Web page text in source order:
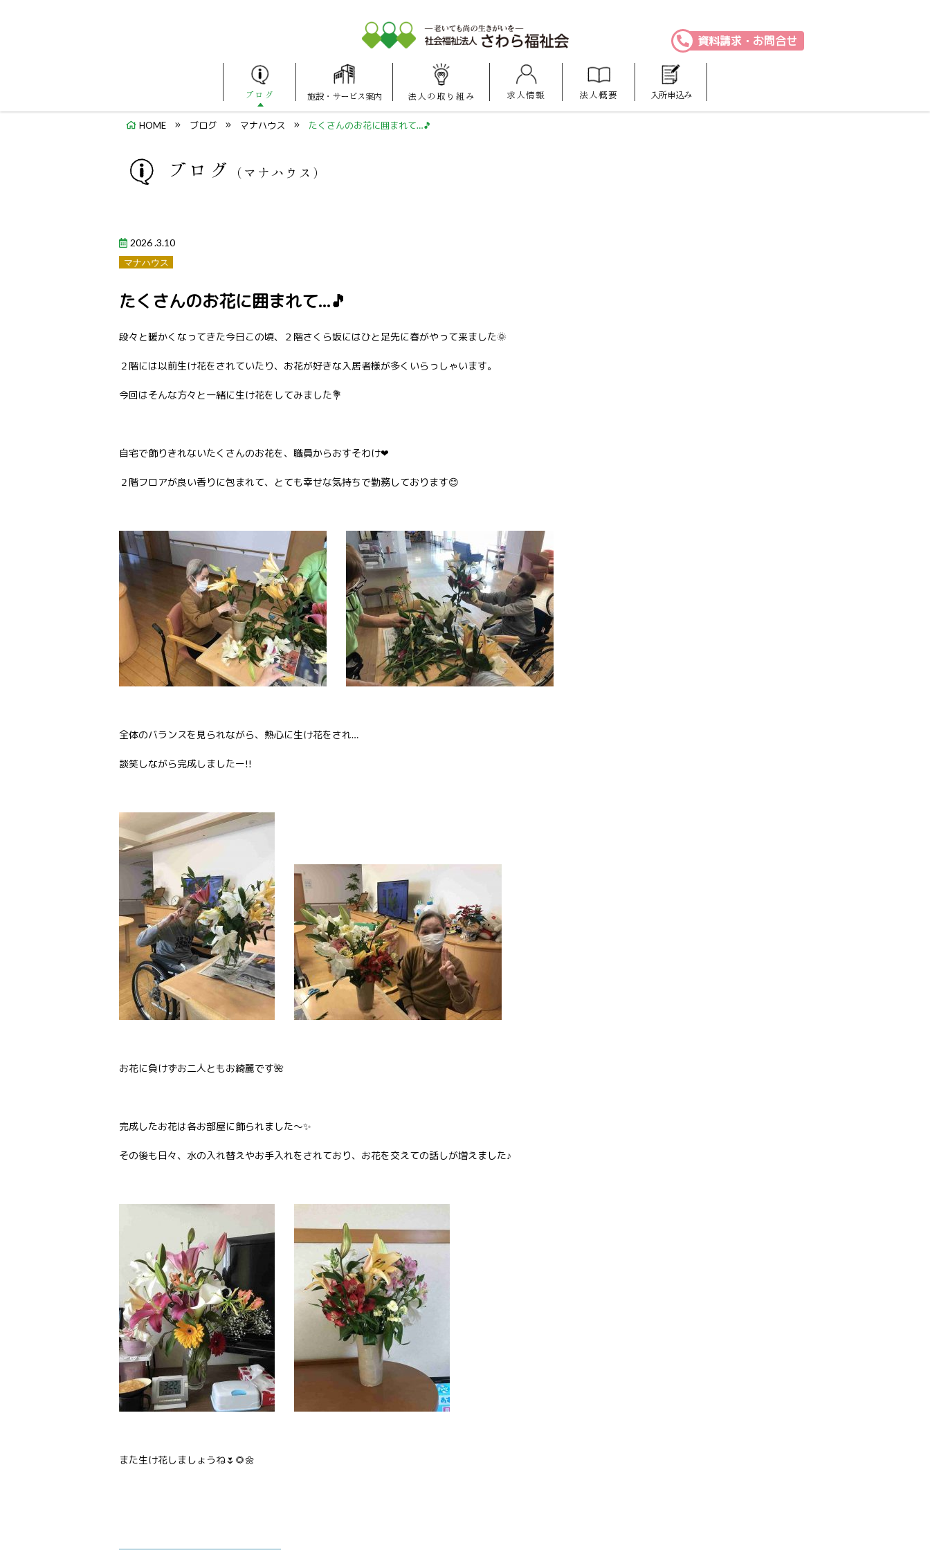
ブログ 施設・ サービス案内
マナハウス
法人の 取り組み 求人情報 法人概要 入所申込み
資料請求・お問合せ
HOME ブログ マナハウス たくさんのお花に囲まれて…🎵
ブログ （マナハウス）
2026 .3.10
マナハウス
たくさんのお花に囲まれて…🎵
段々と暖かくなってきた今日この頃、２階さくら坂にはひと足先に春がやって来ました🌞
２階には以前生け花をされていたり、お花が好きな入居者様が多くいらっしゃいます。
今回はそんな方々と一緒に生け花をしてみました💐
自宅で飾りきれないたくさんのお花を、職員からおすそわけ❤
２階フロアが良い香りに包まれて、とても幸せな気持ちで勤務しております😊
全体のバランスを見られながら、熱心に生け花をされ…
談笑しながら完成しましたー!!
お花に負けずお二人ともお綺麗です🌺
完成したお花は各お部屋に飾られました～✨
その後も日々、水の入れ替えやお手入れをされており、お花を交えての話しが増えました♪
また生け花しましょうね🌷🌻🌼